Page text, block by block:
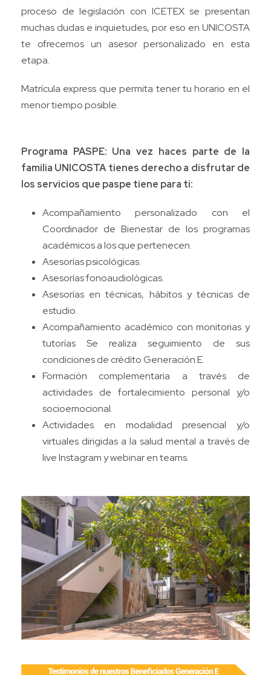
proceso de legislación con ICETEX se presentan
muchas dudas e inquietudes, por eso en UNICOSTA
te ofrecemos un asesor personalizado en esta
etapa.
Matrícula express que permita tener tu horario en el
menor tiempo posible.
Programa PASPE: Una vez haces parte de la
familia UNICOSTA tienes derecho a disfrutar de
los servicios que paspe tiene para ti:
Acompañamiento personalizado con el
Coordinador de Bienestar de los programas
académicos a los que pertenecen.
Asesorías psicológicas.
Asesorías fonoaudiológicas.
Asesorías en técnicas, hábitos y técnicas de
estudio.
Acompañamiento académico con monitorias y
tutorías Se realiza seguimiento de sus
condiciones de crédito Generación E
Formación complementaria a través de
actividades de fortalecimiento personal y/o
socioemocional.
Actividades en modalidad presencial y/o
virtuales dirigidas a la salud mental a través de
live Instagram y webinar en teams.